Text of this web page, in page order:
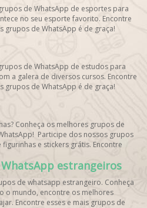
de WhatsApp de esportes para
no seu esporte favorito. Encontre
grupos de WhatsApp é de graça!
de WhatsApp de estudos para
a galera de diversos cursos. Encontre
grupos de WhatsApp é de graça!
Conheça os melhores grupos de
Participe dos nossos grupos
e stickers grátis. Encontre
estrangeiros
de whatsapp estrangeiro. Conheça
o mundo, encontre os melhores
Encontre esses e mais grupos de